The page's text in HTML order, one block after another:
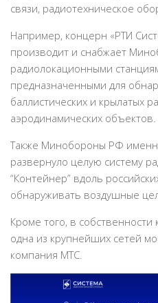
связи, радиотехническое
Например, концерн «РТИ
производит и снабжает
радиолокационными
предназначенными для
баллистических и крылатых
аэродинамических объектов.
Также Минобороны РФ
развернуло целую систему
“Контейнер” вдоль
обнаруживать воздушные
Кроме того, в
одна из крупнейших сетей
компания МТС.